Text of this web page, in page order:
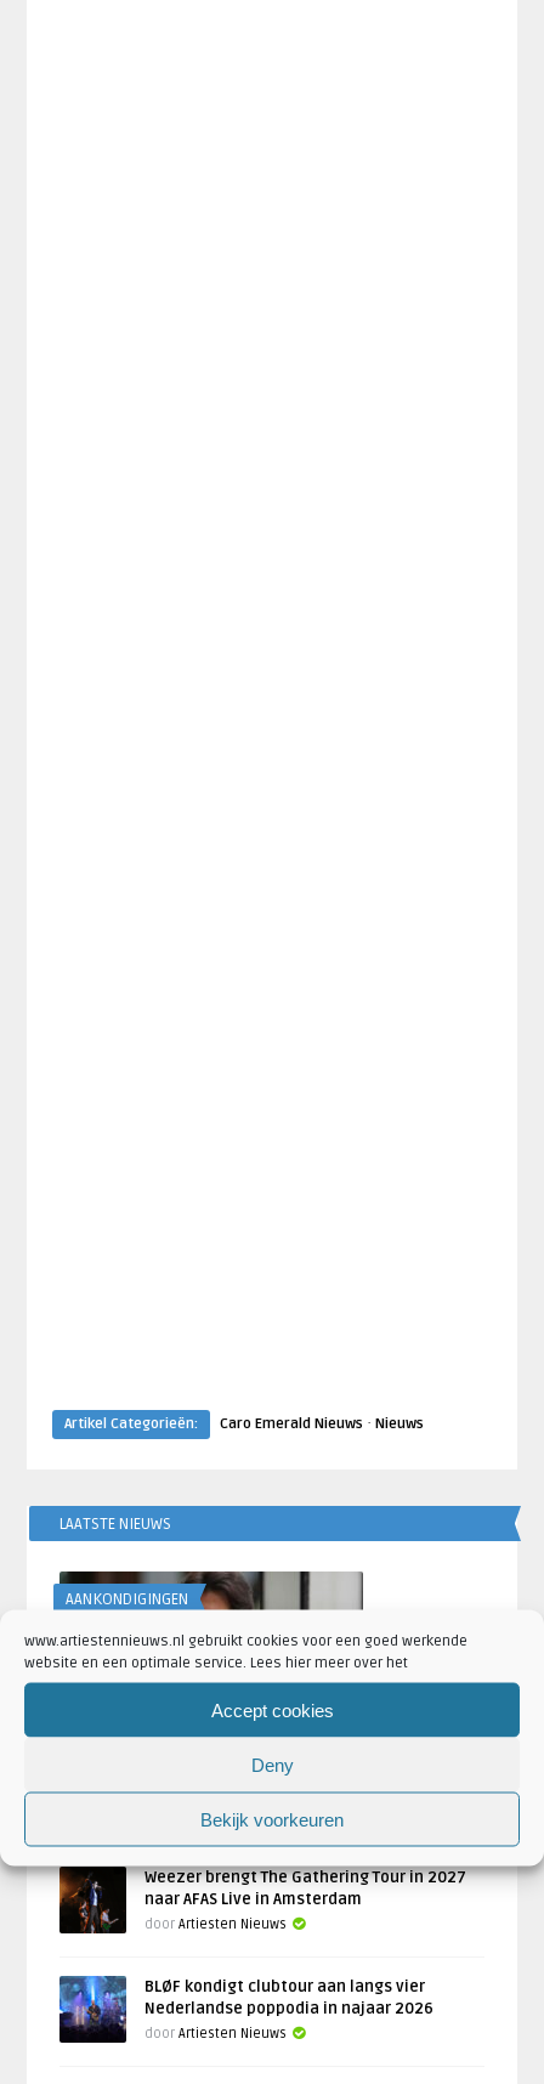
www.artiestennieuws.nl gebruikt cookies voor een goed werkende
website en een optimale service. Lees hier meer over het
Accept cookies
Deny
Bekijk voorkeuren
Artikel Categorieën: Caro Emerald Nieuws · Nieuws
LAATSTE NIEUWS
AANKONDIGINGEN
Mahsun Kirmizigül geeft in januari 2027
concert in AFAS Live Amsterdam
Artiesten Nieuws
Weezer brengt The Gathering Tour in 2027
naar AFAS Live in Amsterdam
doorArtiesten Nieuws
BLØF kondigt clubtour aan langs vier
Nederlandse poppodia in najaar 2026
doorArtiesten Nieuws